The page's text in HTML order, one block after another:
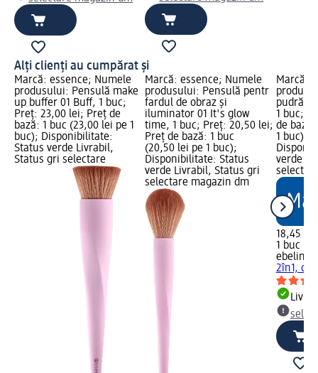
Alți clienți au cumpărat și
Marcă: essence; Numele
produsului: Pensulă make
up buffer 01 Buff, 1 buc;
Preț: 23,00 lei; Preț de
bază: 1 buc (23,00 lei pe 1
buc); Disponibilitate:
Status verde Livrabil,
Status gri selectare
Marcă: essence; Numele
produsului: Pensulă pentr
fardul de obraz și
iluminator 01 It's glow
time, 1 buc; Preț: 20,50 lei;
Preț de bază: 1 buc
(20,50 lei pe 1 buc);
Disponibilitate: Status
verde Livrabil, Status gri
selectare magazin dm
Marcă:
pudră
1 buc;
de bază:
1 buc);
verde
18,45 lei
1 buc
ebelin
2în1,